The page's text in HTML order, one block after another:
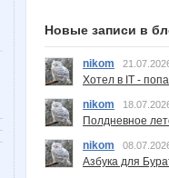
Новые записи в
nikom
Хотел в IT -
nikom
Полдневное
nikom
Азбука для